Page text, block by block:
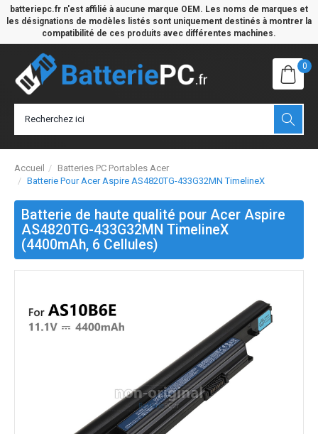
batteriepc.fr n'est affilié à aucune marque OEM. Les noms de marques et
les désignations de modèles listés sont uniquement destinés à montrer la
compatibilité de ces produits avec différentes machines.
0
Accueil
Batteries PC Portables Acer
Batterie Pour Acer Aspire AS4820TG-433G32MN TimelineX
Batterie de haute qualité pour Acer Aspire
AS4820TG-433G32MN TimelineX
(4400mAh, 6 Cellules)